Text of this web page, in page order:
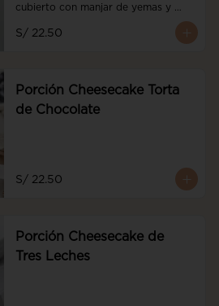
cubierto con manjar de yemas y
S/ 22.50
Porción Cheesecake Torta
de Chocolate
S/ 22.50
Porción Cheesecake de
Tres Leches